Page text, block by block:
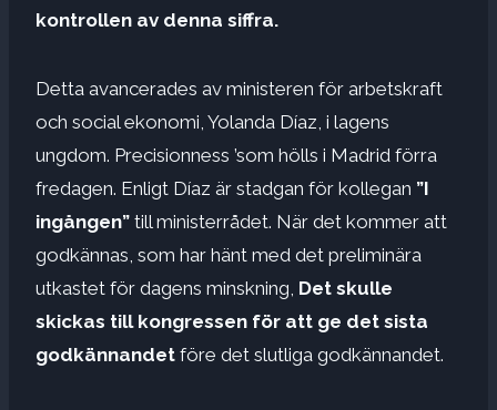
kontrollen av denna siffra.
Detta avancerades av ministeren för arbetskraft
och social ekonomi, Yolanda Díaz, i lagens
ungdom. Precisionness ’som hölls i Madrid förra
fredagen. Enligt Díaz är stadgan för kollegan ”I
ingången” till ministerrådet. När det kommer att
godkännas, som har hänt med det preliminära
utkastet för dagens minskning, Det skulle
skickas till kongressen för att ge det sista
godkännandet före det slutliga godkännandet.